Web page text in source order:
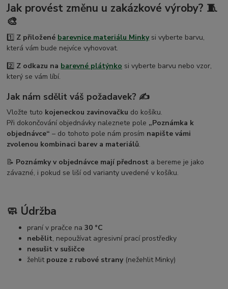
Jak provést změnu u zakázkové výroby? 🧵
🎨
1️⃣ Z přiložené barevnice materiálu Minkysi vyberte barvu,
která vám bude nejvíce vyhovovat.
2️⃣ Z odkazu na barevné plátýnko si vyberte barvu nebo vzor,
který se vám líbí.
Jak nám sdělit váš požadavek? ✍️
Vložte tuto kojeneckou zavinovačku do košíku.
Při dokončování objednávky naleznete pole „Poznámka k
objednávce“ – do tohoto pole nám prosím napište vámi
zvolenou kombinaci barev a materiálů.
📝 Poznámky v objednávce mají přednost a bereme je jako
závazné, i pokud se liší od varianty uvedené v košíku.
🧼 Údržba
praní v pračce na30 °C
nebělit, nepoužívat agresivní prací prostředky
nesušit v sušičce
žehlit pouze z rubové strany(nežehlit Minky)